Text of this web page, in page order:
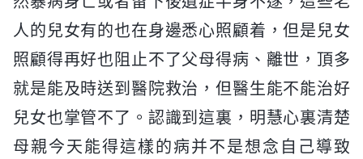
人的兒女有的也在身邊悉心照顧着，但是兒女
照顧得再好也阻止不了父母得病、離世，頂多
就是能及時送到醫院救治，但醫生能不能治好
兒女也掌管不了。認識到這裏，明慧心裏清楚
母親今天能得這樣的病并不是想念自己導致